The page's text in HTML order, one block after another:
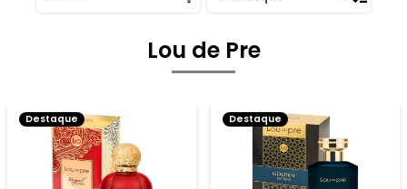
Lou de Pre
Destaque Destaque